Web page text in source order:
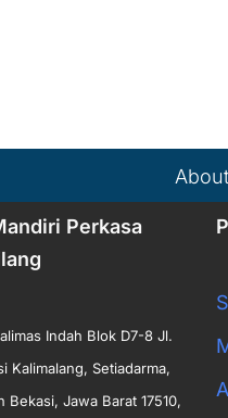
Perkasa
Indah Blok D7-8 Jl.
Kalimalang, Setiadarma,
Bekasi, Jawa Barat 17510,